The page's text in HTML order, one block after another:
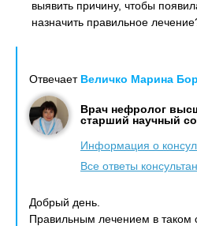
выявить причину, чтобы
назначить правильное
Отвечает Величко Марина
Врач нефролог
старший научный
Информация о
Все ответы
Добрый день.
Правильным лечением в таком